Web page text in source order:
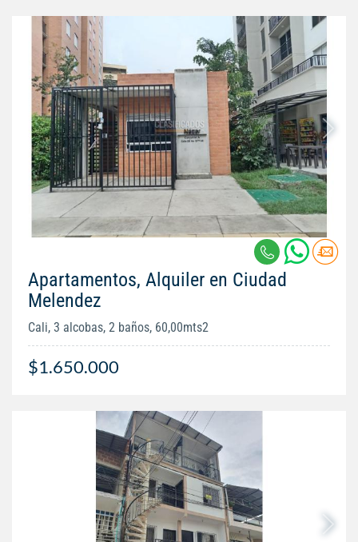
Apartamentos, Alquiler en Ciudad
Melendez
Cali, 3 alcobas, 2 baños, 60,00mts2
$1.650.000